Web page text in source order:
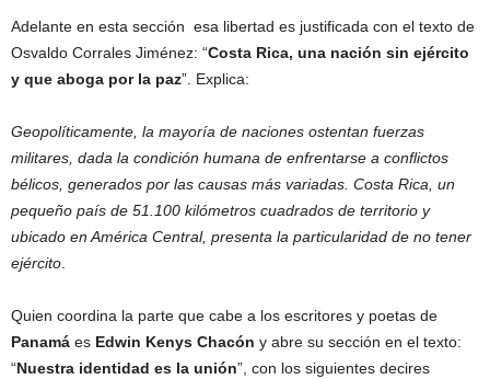
Adelante en esta sección esa libertad es justificada con el texto de
Osvaldo Corrales Jiménez: “Costa Rica, una nación sin ejército
y que aboga por la paz”. Explica:
Geopolíticamente, la mayoría de naciones ostentan fuerzas
militares, dada la condición humana de enfrentarse a conflictos
bélicos, generados por las causas más variadas. Costa Rica, un
pequeño país de 51.100 kilómetros cuadrados de territorio y
ubicado en América Central, presenta la particularidad de no tener
ejército
Quien coordina la parte que cabe a los escritores y poetas de
Panamá es Edwin Kenys Chacón y abre su sección en el texto:
“Nuestra identidad es la unión”, con los siguientes decires